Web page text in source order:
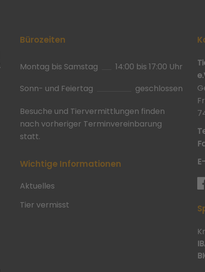
Bürozeiten
Montag bis Samstag
14:00 bis 17:00 Uhr
Sonn- und Feiertag
geschlossen
Besuche und Tiervermittlungen finden
nach vorheriger Terminvereinbarung
statt.
Wichtige Informationen
Aktuelles
Tier vermisst